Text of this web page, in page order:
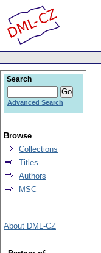
Search
Advanced Search
Browse
Collections
Titles
Authors
MSC
About DML-CZ